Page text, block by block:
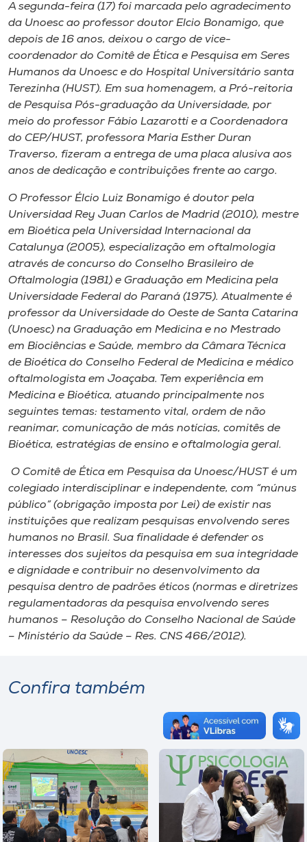
Selecione
A+
A-
A segunda-feira (17) foi marcada pelo agradecimento
da Unoesc ao professor doutor Elcio Bonamigo, que
depois de 16 anos, deixou o cargo de vice-
coordenador do Comitê de Ética e Pesquisa em Seres
Humanos da Unoesc e do Hospital Universitário santa
Terezinha (HUST). Em sua homenagem, a Pró-reitoria
de Pesquisa Pós-graduação da Universidade, por
meio do professor Fábio Lazarotti e a Coordenadora
do CEP/HUST, professora Maria Esther Duran
Traverso, fizeram a entrega de uma placa alusiva aos
anos de dedicação e contribuições frente ao cargo.
O Professor Élcio Luiz Bonamigo é doutor pela
Universidad Rey Juan Carlos de Madrid (2010), mestre
em Bioética pela Universidad Internacional da
Catalunya (2005), especialização em oftalmologia
através de concurso do Conselho Brasileiro de
Oftalmologia (1981) e Graduação em Medicina pela
Universidade Federal do Paraná (1975). Atualmente é
professor da Universidade do Oeste de Santa Catarina
(Unoesc) na Graduação em Medicina e no Mestrado
em Biociências e Saúde, membro da Câmara Técnica
de Bioética do Conselho Federal de Medicina e médico
oftalmologista em Joaçaba. Tem experiência em
Medicina e Bioética, atuando principalmente nos
seguintes temas: testamento vital, ordem de não
reanimar, comunicação de más notícias, comitês de
Bioética, estratégias de ensino e oftalmologia geral.
O Comitê de Ética em Pesquisa da Unoesc/HUST é um
colegiado interdisciplinar e independente, com “múnus
público” (obrigação imposta por Lei) de existir nas
instituições que realizam pesquisas envolvendo seres
humanos no Brasil. Sua finalidade é defender os
interesses dos sujeitos da pesquisa em sua integridade
e dignidade e contribuir no desenvolvimento da
pesquisa dentro de padrões éticos (normas e diretrizes
regulamentadoras da pesquisa envolvendo seres
humanos – Resolução do Conselho Nacional de Saúde
– Ministério da Saúde – Res. CNS 466/2012).
Confira também